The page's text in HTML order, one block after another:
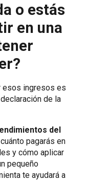
o estás
en una
esos ingresos es
de la
del
pagarás en
y cómo aplicar
pequeño
te ayudará a